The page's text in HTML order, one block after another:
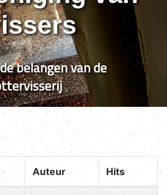
belangen van de
Auteur Hits